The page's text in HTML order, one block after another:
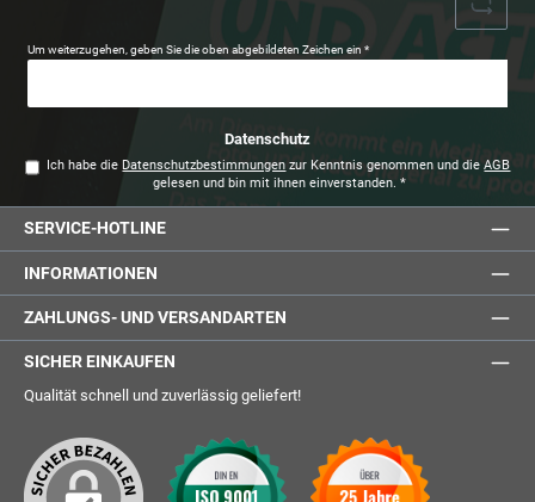
Um weiterzugehen, geben Sie die oben abgebildeten Zeichen ein*
Datenschutz
Ich habe die Datenschutzbestimmungen zur Kenntnis genommen und dieAGB
gelesen und bin mit ihnen einverstanden. *
SERVICE-HOTLINE
INFORMATIONEN
ZAHLUNGS- UND VERSANDARTEN
SICHER EINKAUFEN
Qualität schnell und zuverlässig geliefert!